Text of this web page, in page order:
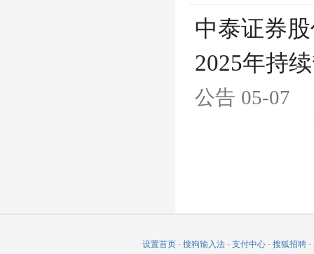
中泰证券
2025年持
公告 05-07
设置首页 - 搜狗输入法 - 支付中心 - 搜狐招聘 -